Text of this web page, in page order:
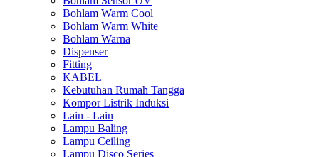
Bohlam Warm Cool
Bohlam Warm White
Bohlam Warna
Dispenser
Fitting
KABEL
Kebutuhan Rumah Tangga
Kompor Listrik Induksi
Lain - Lain
Lampu Baling
Lampu Ceiling
Lampu Disco Series